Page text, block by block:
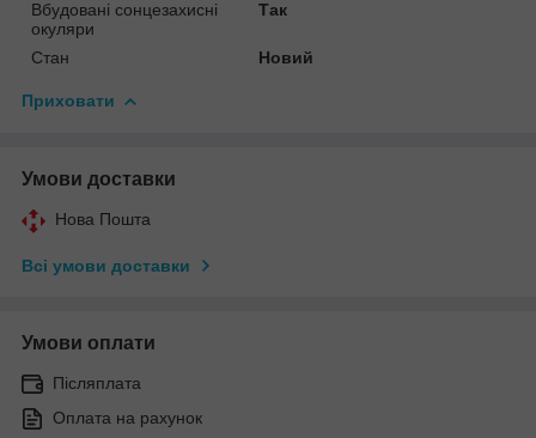
Вбудовані сонцезахисні
окуляри
Так
Стан Новий
Приховати
Умови доставки
Нова Пошта
Всі умови доставки
Умови оплати
Післяплата
Оплата на рахунок